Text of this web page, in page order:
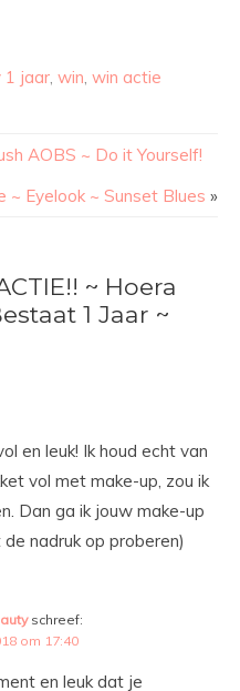
1 jaar, win, win actie
AOBS ~ Do it Yourself!
~ Eyelook ~ Sunset Blues »
~ Hoera
1 Jaar ~
en leuk! Ik houd echt van
vol met make-up, zou ik
Dan ga ik jouw make-up
nadruk op proberen)
schreef:
om 17:40
en leuk dat je